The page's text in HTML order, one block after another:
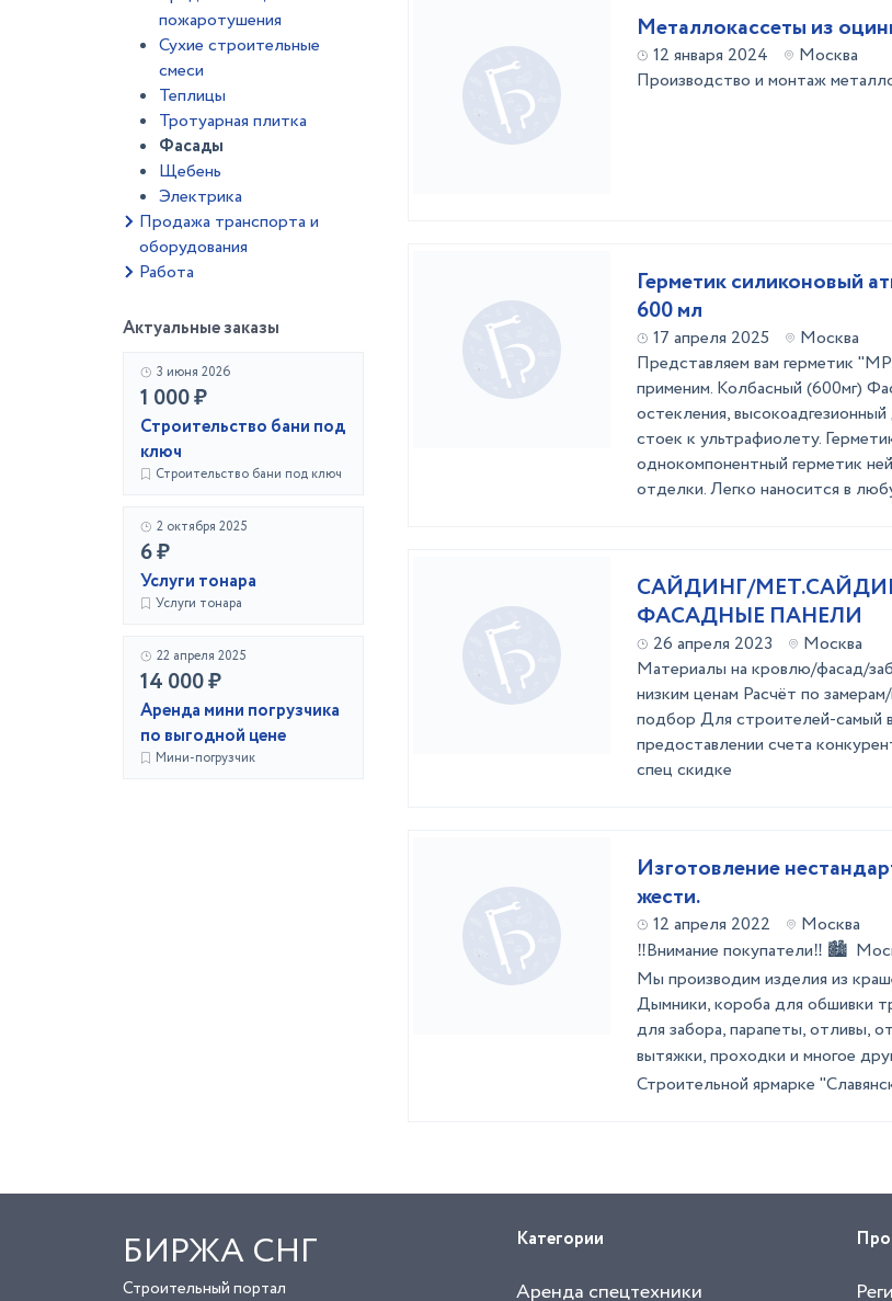
пожаротушения
Сухие строительные
смеси
Теплицы
Тротуарная плитка
Фасады
Щебень
Электрика
Продажа транспорта и
оборудования
Работа
Актуальные заказы
3 июня 2026
1 000 ₽
Строительство бани под
ключ
Строительство бани под ключ
2 октября 2025
6 ₽
Услуги тонара
Услуги тонара
22 апреля 2025
14 000 ₽
Аренда мини погрузчика
по выгодной цене
Мини-погрузчик
Металлокассеты из
12 января 2024
Москва
Производство и монтаж
Герметик силиконовый
600 мл
17 апреля 2025
Москва
Представляем вам герметик
применим. Колбасный (600мг)
остекления,
стоек к ультрафиолету.
однокомпонентный герметик
отделки. Легко наносится в
САЙДИНГ/
ФАСАДНЫЕ ПАНЕЛИ
26 апреля 2023
Москва
Материалы на кровлю/
низким ценам Расчёт по
подбор Для строителей-самый
предоставлении счета
спец скидке
Изготовление
жести.
12 апреля 2022
Москва
‼Внимание покупатели‼ 🏙
Мы производим изделия из
Дымники, короба для обшивки
для забора, парапеты, отливы,
вытяжки, проходки и многое
Строительной ярмарке
БИРЖА СНГ
Строительный портал
Категории
Аренда спецтехники